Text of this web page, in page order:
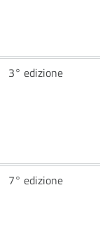
3° edizione
7° edizione